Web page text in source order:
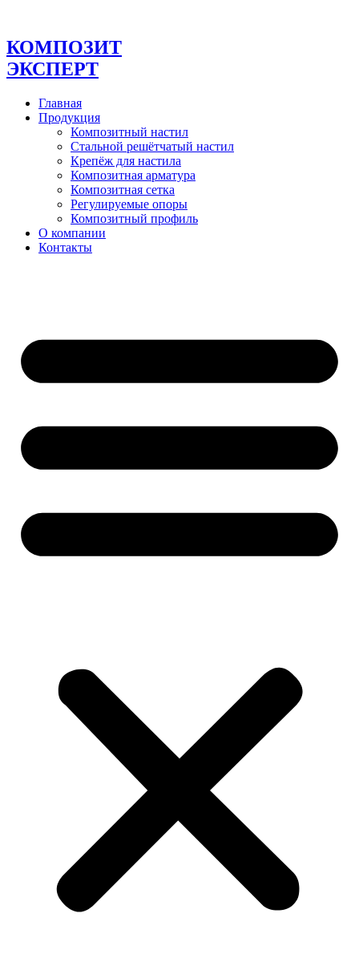
содержимому
КОМПОЗИТ
ЭКСПЕРТ
Главная
Продукция
Композитный настил
Стальной решётчатый настил
Крепёж для настила
Композитная арматура
Композитная сетка
Регулируемые опоры
Композитный профиль
О компании
Контакты